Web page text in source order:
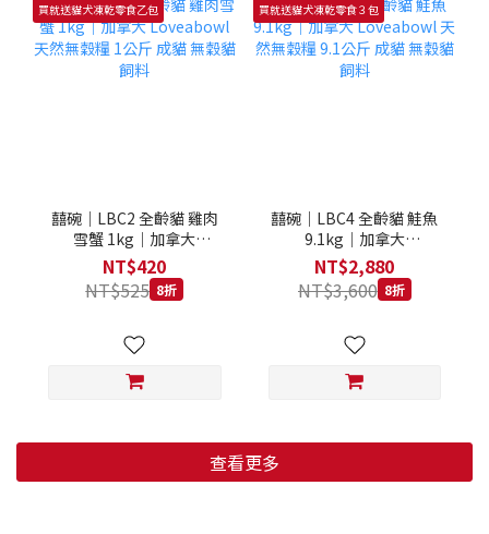
買就送貓犬凍乾零食乙包
囍碗｜LBC2 全齡貓 雞肉
雪蟹 1kg｜加拿大
Loveabowl 天然無穀糧 1
公斤 成貓 無穀貓飼料
NT$420
NT$525 8折
買就送貓犬凍乾零食３包
囍碗｜LBC4 全齡貓 鮭魚
9.1kg｜加拿大
Loveabowl 天然無穀糧
9.1公斤 成貓 無穀貓飼料
NT$2,880
NT$3,600 8折
查看更多